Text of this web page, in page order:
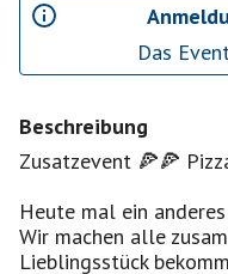
Das
Beschreibung
Zusatzevent 🍕🍕
Heute mal ein
Wir machen alle
Lieblingsstück